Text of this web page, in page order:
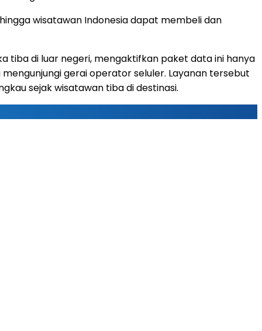
wisatawan Indonesia dapat membeli dan
tiba di luar negeri, mengaktifkan paket data ini hanya
gerai operator seluler. Layanan tersebut
sejak wisatawan tiba di destinasi.